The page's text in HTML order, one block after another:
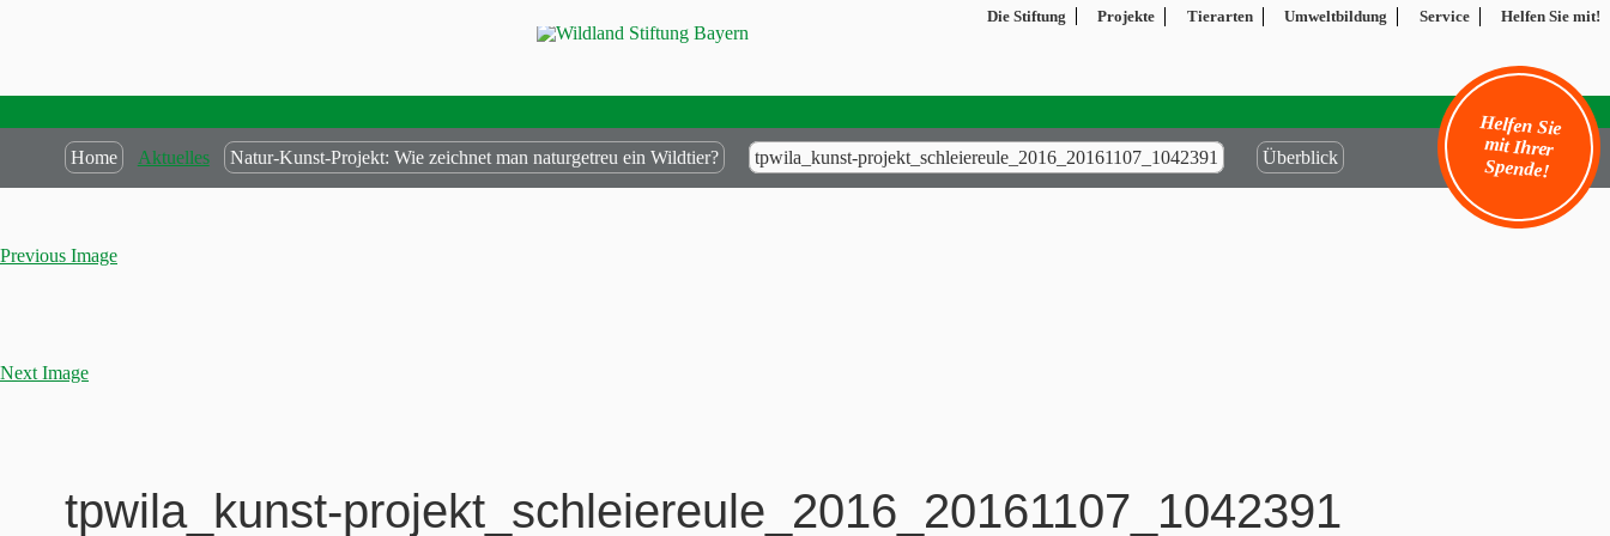
Die Stiftung Projekte Tierarten Umweltbildung Service Helfen Sie mit!
Helfen Sie
mit Ihrer
Spende!
Home Aktuelles Natur-Kunst-Projekt: Wie zeichnet man naturgetreu ein Wildtier? tpwila_kunst-projekt_schleiereule_2016_20161107_1042391 Überblick
Previous Image
Next Image
tpwila_kunst-projekt_schleiereule_2016_20161107_1042391